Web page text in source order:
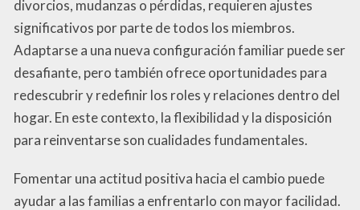
divorcios, mudanzas o pérdidas, requieren ajustes
significativos por parte de todos los miembros.
Adaptarse a una nueva configuración familiar puede ser
desafiante, pero también ofrece oportunidades para
redescubrir y redefinir los roles y relaciones dentro del
hogar. En este contexto, la flexibilidad y la disposición
para reinventarse son cualidades fundamentales.
Fomentar una actitud positiva hacia el cambio puede
ayudar a las familias a enfrentarlo con mayor facilidad.